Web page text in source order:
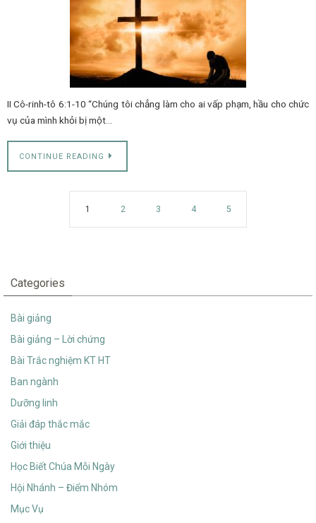
II Cô-rinh-tô 6:1-10 “Chúng tôi chẳng làm cho ai vấp phạm, hầu cho chức
vụ của mình khỏi bị một…
CONTINUE READING
1 2 3 4 5
Categories
Bài giảng
Bài giảng – Lời chứng
Bài Trắc nghiệm KT HT
Ban ngành
Dưỡng linh
Giải đáp thắc mắc
Giới thiệu
Học Biết Chúa Mỗi Ngày
Hội Nhánh – Điểm Nhóm
Mục Vụ